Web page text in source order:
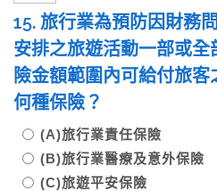
15. 旅行業為預防因財務
安排之旅遊活動一部或
險金額範圍內可給付旅客
何種保險？
(A)旅行業責任保險
(B)旅行業醫療及意外保險
(C)旅遊平安保險